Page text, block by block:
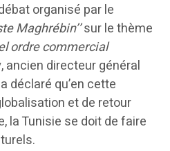
organisé par le
Maghrébin’’sur le thème
ordre commercial
ancien directeur général
déclaré qu’en cette
et de retour
la Tunisie se doit de faire